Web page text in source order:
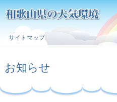
サイトマップ
お知らせ